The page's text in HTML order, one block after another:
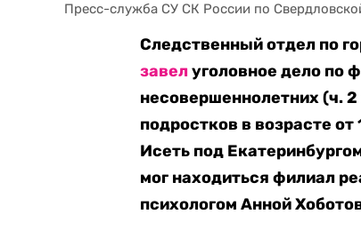
Пресс-служба СУ СК России по
Следственный отдел по
завелуголовное дело по
несовершеннолетних (ч.
подростков в возрасте
Исеть под
мог находиться филиал
психологом Анной